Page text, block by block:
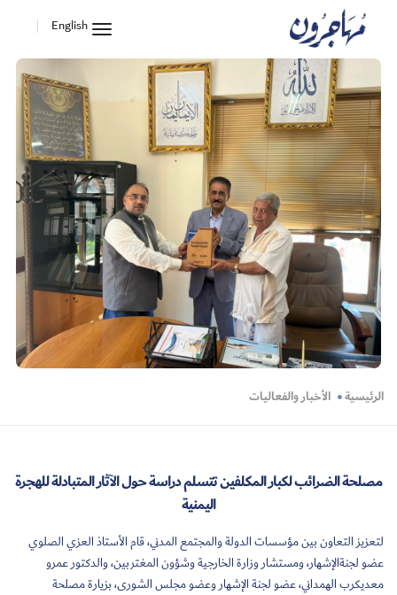
toggle
English
الرئيسية الأخبار والفعاليات
مصلحة الضرائب لكبار المكلفين تتسلم دراسة حول الآثار المتبادلة للهجرة
اليمنية
لتعزيز التعاون بين مؤسسات الدولة والمجتمع المدني، قام الأستاذ العزي الصلوي
عضو لجنةالإشهار، ومستشار وزارة الخارجية وشؤون المغتربين، والدكتور عمرو
معديكرب الهمداني، عضو لجنة الإشهار وعضو مجلس الشورى، بزيارة مصلحة